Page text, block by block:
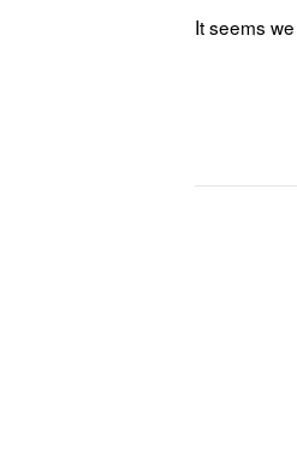
It seems